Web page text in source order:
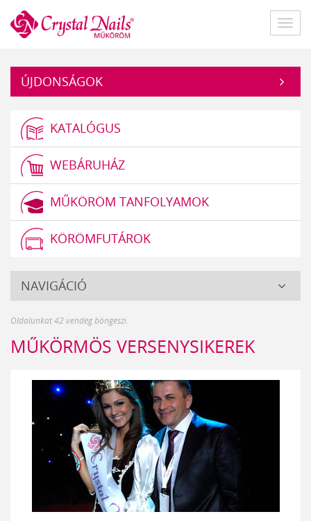
Műköröm
ÚJDONSÁGOK
KATALÓGUS
WEBÁRUHÁZ
MŰKÖRÖM TANFOLYAMOK
KÖRÖMFUTÁROK
Crystal
NAVIGÁCIÓ
Oldalunkat 42 vendég böngészi.
MŰKÖRMÖS VERSENYSIKEREK